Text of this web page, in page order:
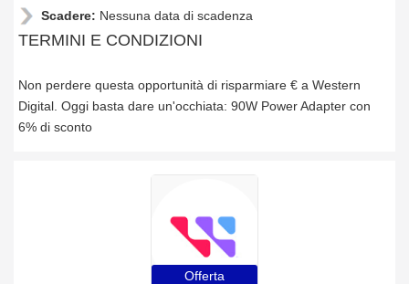
Scadere: Nessuna data di scadenza
TERMINI E CONDIZIONI
Non perdere questa opportunità di risparmiare € a Western
Digital. Oggi basta dare un'occhiata: 90W Power Adapter con
6% di sconto
Offerta